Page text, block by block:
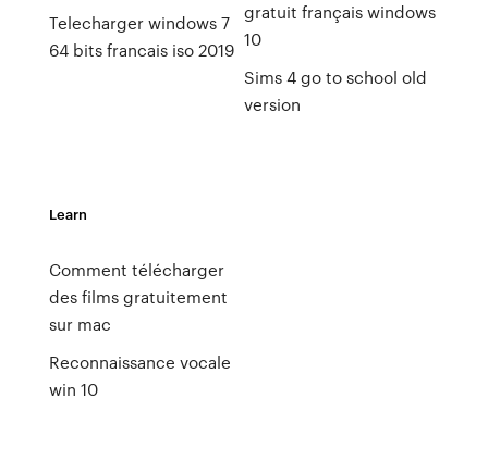
Telecharger windows 7
64 bits francais iso 2019
gratuit français windows
10
Sims 4 go to school old
version
Learn
Comment télécharger
des films gratuitement
sur mac
Reconnaissance vocale
win 10